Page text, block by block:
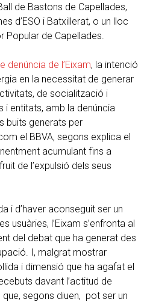
de Bastons de Capellades,
d’ESO i Batxillerat, o un lloc
Popular de Capellades.
denúncia de l’Eixam, la intenció
en la necessitat de generar
de socialització i
entitats, amb la denúncia
buits generats per
el BBVA, segons explica el
acumulant fins a
de l’expulsió dels seus
i d’haver aconseguit ser un
usuàries, l’Eixam s’enfronta al
del debat que ha generat des
I, malgrat mostrar
i dimensió que ha agafat el
davant l’actitud de
que, segons diuen, pot ser un